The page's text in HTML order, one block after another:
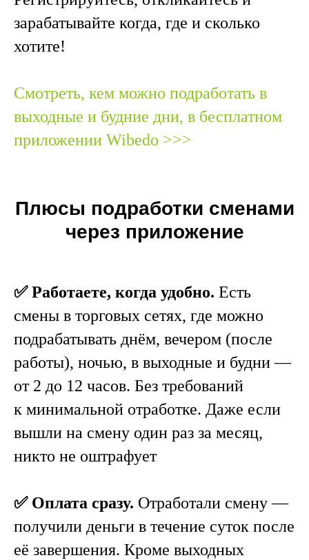
зарабатывайте когда, где и сколько
хотите!
Смотреть, кем можно подработать в
выходные и будние дни, в бесплатном
приложении Wibedo >>>
Плюсы подработки сменами
через приложение
✅ Работаете, когда удобно. Есть
смены в торговых сетях, где можно
подрабатывать днём, вечером (после
работы), ночью, в выходные и будни —
от 2 до 12 часов. Без требований
к минимальной отработке. Даже если
вышли на смену один раз за месяц,
никто не оштрафует
✅ Оплата сразу. Отработали смену —
получили деньги в течение суток после
её завершения. Кроме выходных